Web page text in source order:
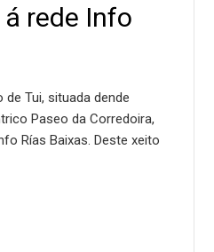
rede Info
de Tui, situada dende
Paseo da Corredoira,
Rías Baixas. Deste xeito